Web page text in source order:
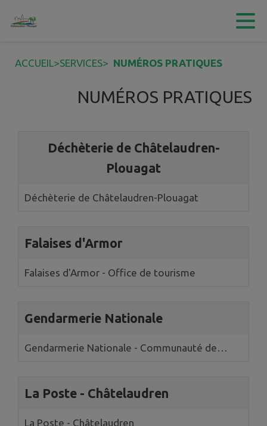
Contenu
ACCUEIL>SERVICES> NUMÉROS PRATIQUES
NUMÉROS PRATIQUES
Déchèterie de Châtelaudren-
Plouagat
Déchèterie de Châtelaudren-Plouagat
Falaises d'Armor
Falaises d'Armor - Office de tourisme
Gendarmerie Nationale
Gendarmerie Nationale - Communauté de
La Poste - Châtelaudren
La Poste - Châtelaudren